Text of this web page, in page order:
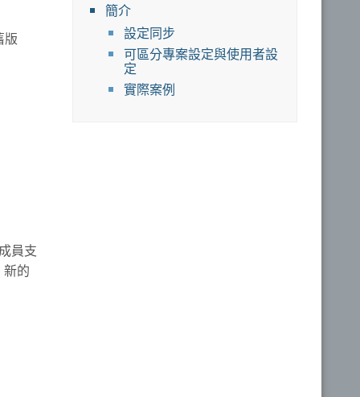
版
員支
的
簡介
設定同步
可區分專案設定與使用者設
定
實際案例